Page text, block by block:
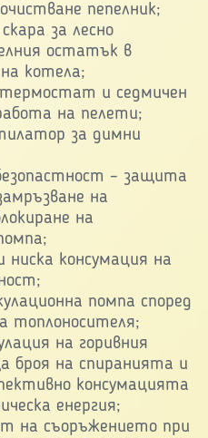
пепелник;
за лесно
остатък в
котела;
и седмичен
на пелети;
за димни
– защита
на
на
консумация на
помпа според
топлоносителя;
на горивния
броя на спиранията и
консумацията
енергия;
на съоръжението при